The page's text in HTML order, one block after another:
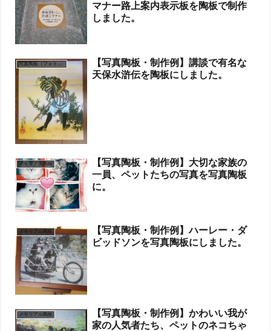
マナー路上案内表示板を陶板で制作
しました。
【写真陶板・制作例】講談で有名な
天保水滸伝を陶板にしました。
メモリアル陶板
【写真陶板・制作例】大切な家族の
一員、ペットたちの写真を写真陶板
に。
メモリアル陶板
【写真陶板・制作例】ハーレー・ダ
ビッドソンを写真陶板にしました。
メモリアル陶板
【写真陶板・制作例】かわいい我が
家の人気者たち、ペットのネコちゃ